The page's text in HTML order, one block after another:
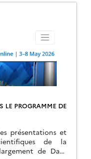
LE PROGRAMME DE
présentations et
de la
de Data